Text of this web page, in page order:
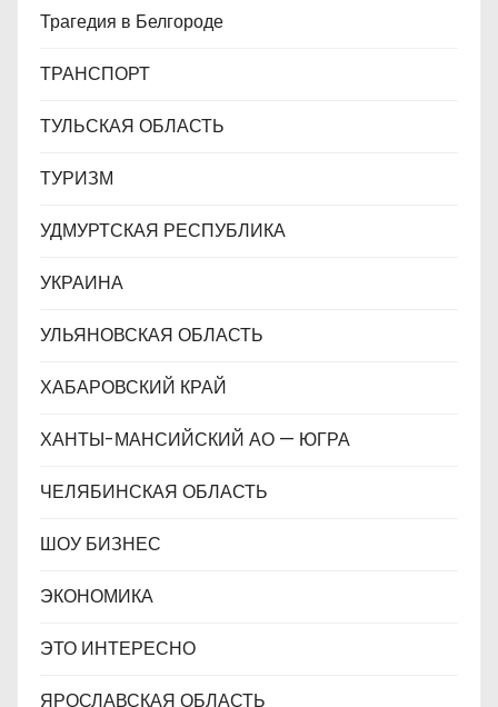
Трагедия в Белгороде
ТРАНСПОРТ
ТУЛЬСКАЯ ОБЛАСТЬ
ТУРИЗМ
УДМУРТСКАЯ РЕСПУБЛИКА
УКРАИНА
УЛЬЯНОВСКАЯ ОБЛАСТЬ
ХАБАРОВСКИЙ КРАЙ
ХАНТЫ-МАНСИЙСКИЙ АО — ЮГРА
ЧЕЛЯБИНСКАЯ ОБЛАСТЬ
ШОУ БИЗНЕС
ЭКОНОМИКА
ЭТО ИНТЕРЕСНО
ЯРОСЛАВСКАЯ ОБЛАСТЬ